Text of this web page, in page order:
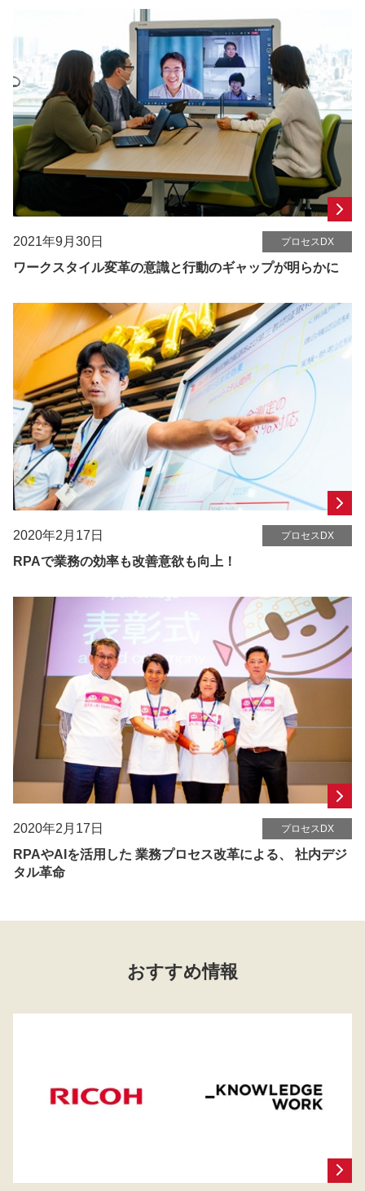
ワークスタイル変革の意識と行動のギャップが明らかに
2021年9月30日 プロセスDX
RPAで業務の効率も改善意欲も向上！
2020年2月17日 プロセスDX
RPAやAIを活用した 業務プロセス改革による、 社内デジ
タル革命
2020年2月17日 プロセスDX
おすすめ情報